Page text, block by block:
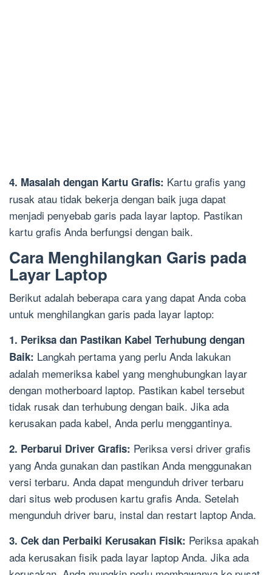
4. Masalah dengan Kartu Grafis: Kartu grafis yang
rusak atau tidak bekerja dengan baik juga dapat
menjadi penyebab garis pada layar laptop. Pastikan
kartu grafis Anda berfungsi dengan baik.
Cara Menghilangkan Garis pada
Layar Laptop
Berikut adalah beberapa cara yang dapat Anda coba
untuk menghilangkan garis pada layar laptop:
1. Periksa dan Pastikan Kabel Terhubung dengan
Baik: Langkah pertama yang perlu Anda lakukan
adalah memeriksa kabel yang menghubungkan layar
dengan motherboard laptop. Pastikan kabel tersebut
tidak rusak dan terhubung dengan baik. Jika ada
kerusakan pada kabel, Anda perlu menggantinya.
2. Perbarui Driver Grafis: Periksa versi driver grafis
yang Anda gunakan dan pastikan Anda menggunakan
versi terbaru. Anda dapat mengunduh driver terbaru
dari situs web produsen kartu grafis Anda. Setelah
mengunduh driver baru, instal dan restart laptop Anda.
3. Cek dan Perbaiki Kerusakan Fisik: Periksa apakah
ada kerusakan fisik pada layar laptop Anda. Jika ada